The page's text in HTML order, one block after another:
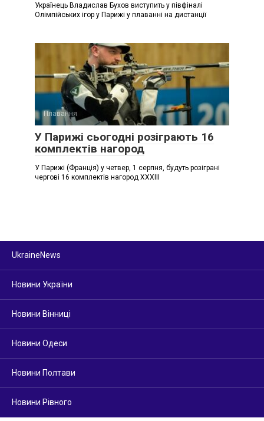
Українець Владислав Бухов виступить у півфіналі
Олімпійських ігор у Парижі у плаванні на дистанції
Плавання
У Парижі сьогодні розіграють 16
комплектів нагород
У Парижі (Франція) у четвер, 1 серпня, будуть розіграні
чергові 16 комплектів нагород ХХХІІІ
UkraineNews
Новини України
Новини Вінниці
Новини Одеси
Новини Полтави
Новини Рівного